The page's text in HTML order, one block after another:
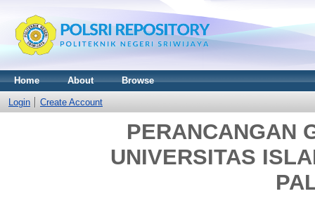
Home About Browse
Login Create Account
PERANCANGAN
UNIVERSITAS